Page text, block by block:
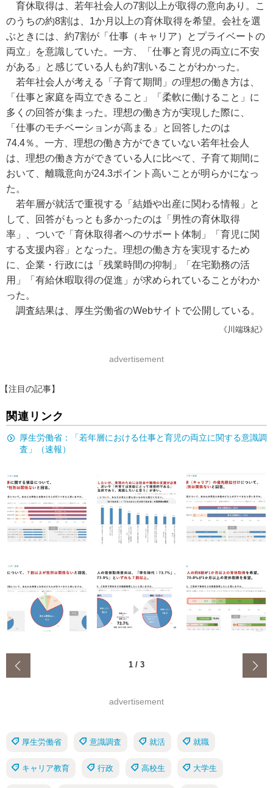
育休取得は、若年社会人の7割以上が取得の意向あり。こ
のうちの約8割は、1か月以上の育休取得を希望。会社を選
ぶときには、約7割が「仕事（キャリア）とプライベートの
両立」を意識していた。一方、「仕事と育児の両立に不安
がある」と感じている人も約7割いることがわかった。
若年社会人が考える「子育て期間」の理想の働き方は、
「仕事と家庭を両立できること」「柔軟に働けること」に
多くの回答が集まった。理想の働き方が実現した際に、
「仕事のモチベーションが高まる」と回答したのは
74.4％。一方、理想の働き方ができていない若年社会人
は、理想の働き方ができている人に比べて、子育て期間に
おいて、離職意向が24.3ポイント高いことが明らかになっ
た。
若年層が就活で重視する「結婚や出産に関わる情報」と
して、回答がもっとも多かったのは「男性の育休取得
率」、ついで「育休取得者へのサポート体制」「育児に関
する支援内容」となった。理想の働き方を実現するため
に、企業・行政には「残業時間の抑制」「在宅勤務の活
用」「有給休暇取得の促進」が求められていることがわか
った。
調査結果は、厚生労働省のWebサイトで公開している。
《川端珠紀》
advertisement
【注目の記事】
関連リンク
厚生労働省：「若年層における仕事と育児の両立に関する意識調
査」（速報）
1 / 3
advertisement
厚生労働省 意識調査 就活 就職
キャリア教育 行政 高校生 大学生